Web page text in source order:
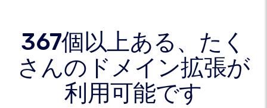
367個以上ある、たく
さんのドメイン拡張が
利用可能です